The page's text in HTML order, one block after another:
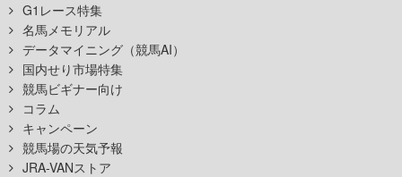
G1レース特集
名馬メモリアル
データマイニング（競馬AI）
国内せり市場特集
競馬ビギナー向け
コラム
キャンペーン
競馬場の天気予報
JRA-VANストア